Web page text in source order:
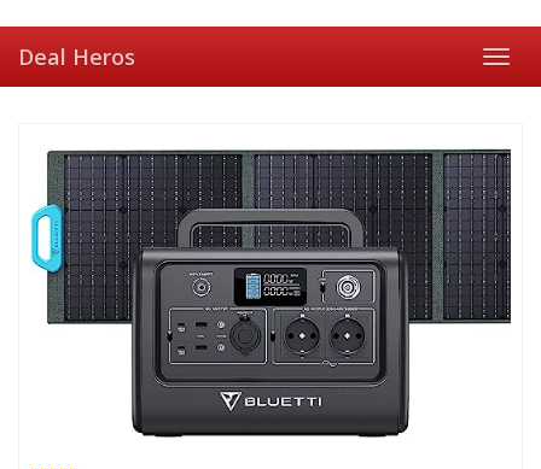
to
main
content
Deal Heros